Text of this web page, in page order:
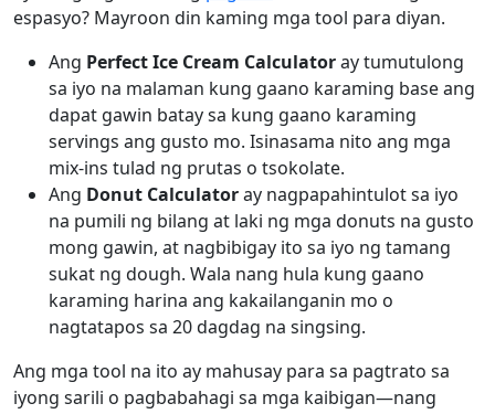
espasyo? Mayroon din kaming mga tool para diyan.
Ang Perfect Ice Cream Calculatoray tumutulong
sa iyo na malaman kung gaano karaming base ang
dapat gawin batay sa kung gaano karaming
servings ang gusto mo. Isinasama nito ang mga
mix-ins tulad ng prutas o tsokolate.
Ang Donut Calculatoray nagpapahintulot sa iyo
na pumili ng bilang at laki ng mga donuts na gusto
mong gawin, at nagbibigay ito sa iyo ng tamang
sukat ng dough. Wala nang hula kung gaano
karaming harina ang kakailanganin mo o
nagtatapos sa 20 dagdag na singsing.
Ang mga tool na ito ay mahusay para sa pagtrato sa
iyong sarili o pagbabahagi sa mga kaibigan—nang